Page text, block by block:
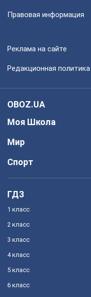
Правовая информация
Реклама на сайте
Редакционная политика
OBOZ.UA
Моя Школа
Мир
Спорт
ГДЗ
1 класс
2 класс
3 класс
4 класс
5 класс
6 класс